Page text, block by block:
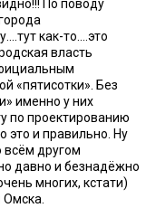
По поводу
как-то....это
власть
«пятисотки». Без
именно у них
по проектированию
это и правильно. Ну
всём другом
давно и безнадёжно
многих, кстати)